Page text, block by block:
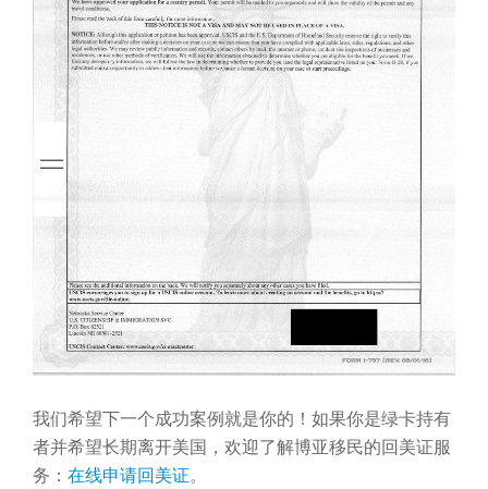
我们希望下一个成功案例就是你的！如果你是绿卡持有
者并希望长期离开美国，欢迎了解博亚移民的回美证服
务： 在线申请回美证。